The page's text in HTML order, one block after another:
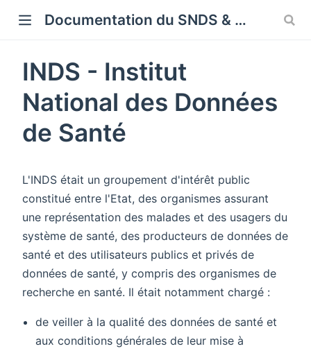
Documentation du SNDS & SNDS OMOP
INDS - Institut
National des Données
de Santé
L'INDS était un groupement d'intérêt public
constitué entre l'Etat, des organismes assurant
une représentation des malades et des usagers du
système de santé, des producteurs de données de
santé et des utilisateurs publics et privés de
données de santé, y compris des organismes de
recherche en santé. Il était notamment chargé :
de veiller à la qualité des données de santé et
aux conditions générales de leur mise à